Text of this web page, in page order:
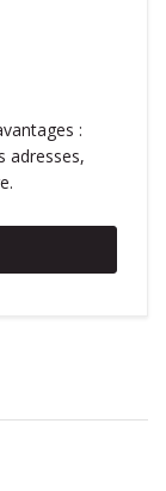
:
adresses,